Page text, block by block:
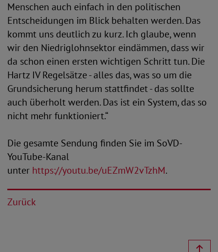
Menschen auch einfach in den politischen
Entscheidungen im Blick behalten werden. Das
kommt uns deutlich zu kurz. Ich glaube, wenn
wir den Niedriglohnsektor eindämmen, dass wir
da schon einen ersten wichtigen Schritt tun. Die
Hartz IV Regelsätze - alles das, was so um die
Grundsicherung herum stattfindet - das sollte
auch überholt werden. Das ist ein System, das so
nicht mehr funktioniert.“
Die gesamte Sendung finden Sie im SoVD-
YouTube-Kanal
unter https://youtu.be/uEZmW2vTzhM.
Zurück